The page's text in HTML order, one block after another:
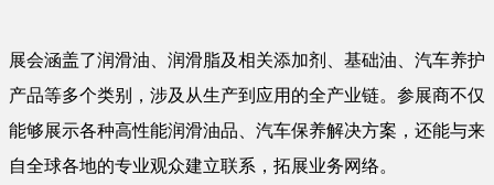
展会涵盖了润滑油、润滑脂及相关添加剂、基础油、汽车养护
产品等多个类别，涉及从生产到应用的全产业链。参展商不仅
能够展示各种高性能润滑油品、汽车保养解决方案，还能与来
自全球各地的专业观众建立联系，拓展业务网络。